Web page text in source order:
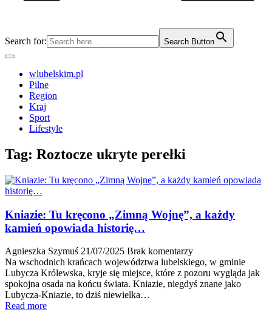
Search for: Search Button
wlubelskim.pl
Pilne
Region
Kraj
Sport
Lifestyle
Tag: Roztocze ukryte perełki
Kniazie: Tu kręcono „Zimną Wojnę”, a każdy
kamień opowiada historię…
Agnieszka Szymuś 21/07/2025 Brak komentarzy
Na wschodnich krańcach województwa lubelskiego, w gminie
Lubycza Królewska, kryje się miejsce, które z pozoru wygląda jak
spokojna osada na końcu świata. Kniazie, niegdyś znane jako
Lubycza‑Kniazie, to dziś niewielka…
Read more